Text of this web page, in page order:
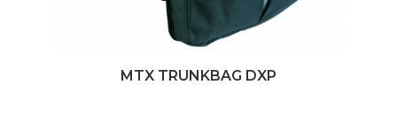
MTX TRUNKBAG DXP